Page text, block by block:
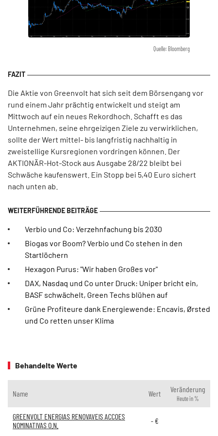
Quelle: Bloomberg
Die Aktie von Greenvolt hat sich seit dem Börsengang vor
rund einem Jahr prächtig entwickelt und steigt am
Mittwoch auf ein neues Rekordhoch. Schafft es das
Unternehmen, seine ehrgeizigen Ziele zu verwirklichen,
sollte der Wert mittel- bis langfristig nachhaltig in
zweistellige Kursregionen vordringen können. Der
AKTIONÄR-Hot-Stock aus Ausgabe 28/22 bleibt bei
Schwäche kaufenswert. Ein Stopp bei 5,40 Euro sichert
nach unten ab.
Verbio und Co: Verzehnfachung bis 2030
Biogas vor Boom? Verbio und Co stehen in den
Startlöchern
Hexagon Purus: "Wir haben Großes vor"
DAX, Nasdaq und Co unter Druck: Uniper bricht ein,
BASF schwächelt, Green Techs blühen auf
Grüne Profiteure dank Energiewende: Encavis, Ørsted
und Co retten unser Klima
Behandelte Werte
Name Wert Veränderung
Heute in %
GREENVOLT ENERGIAS RENOVAVEIS ACCOES
NOMINATIVAS O.N.
-€